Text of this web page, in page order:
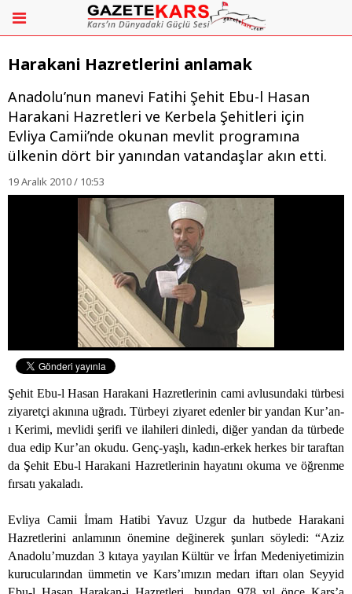
Harakani Hazretlerini anlamak
Anadolu’nun manevi Fatihi Şehit Ebu-l Hasan
Harakani Hazretleri ve Kerbela Şehitleri için
Evliya Camii’nde okunan mevlit programına
ülkenin dört bir yanından vatandaşlar akın etti.
19 Aralık 2010 / 10:53
Şehit Ebu-l Hasan Harakani Hazretlerinin cami avlusundaki türbesi
ziyaretçi akınına uğradı. Türbeyi ziyaret edenler bir yandan Kur’an-
ı Kerimi, mevlidi şerifi ve ilahileri dinledi, diğer yandan da türbede
dua edip Kur’an okudu. Genç-yaşlı, kadın-erkek herkes bir taraftan
da Şehit Ebu-l Harakani Hazretlerinin hayatını okuma ve öğrenme
fırsatı yakaladı.
Evliya Camii İmam Hatibi Yavuz Uzgur da hutbede Harakani
Hazretlerini anlamının önemine değinerek şunları söyledi: “Aziz
Anadolu’muzdan 3 kıtaya yayılan Kültür ve İrfan Medeniyetimizin
kurucularından ümmetin ve Kars’ımızın medarı iftarı olan Seyyid